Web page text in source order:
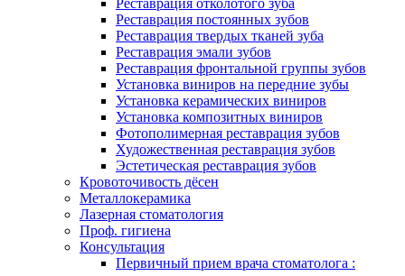
Реставрация отколотого зуба
Реставрация постоянных зубов
Реставрация твердых тканей зуба
Реставрация эмали зубов
Реставрация фронтальной группы зубов
Установка виниров на передние зубы
Установка керамических виниров
Установка композитных виниров
Фотополимерная реставрация зубов
Художественная реставрация зубов
Эстетическая реставрация зубов
Кровоточивость дёсен
Металлокерамика
Лазерная стоматология
Проф. гигиена
Консультация
Первичный прием врача стоматолога :